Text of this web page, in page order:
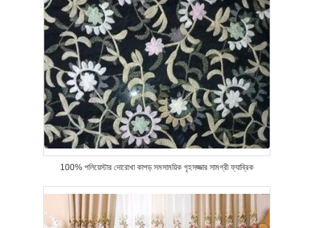
100% পলিয়েস্টার দোরোখা কাপড় সমসাময়িক গৃহসজ্জার সামগ্রী ফ্যাব্রিক